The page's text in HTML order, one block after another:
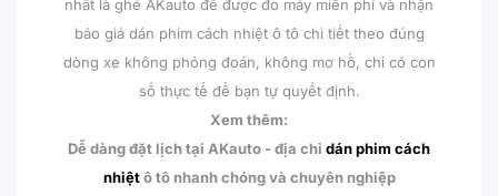
nhất là ghé AKauto để được đo máy miễn phí và nhận
báo giá dán phim cách nhiệt ô tô chi tiết theo đúng
dòng xe không phỏng đoán, không mơ hồ, chỉ có con
số thực tế để bạn tự quyết định.
Xem thêm:
Dễ dàng đặt lịch tại AKauto - địa chỉ dán phim cách
nhiệtô tô nhanh chóng và chuyên nghiệp